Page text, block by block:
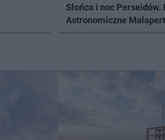
Słońca i noc Perseidów.
Astronomiczne Malapert